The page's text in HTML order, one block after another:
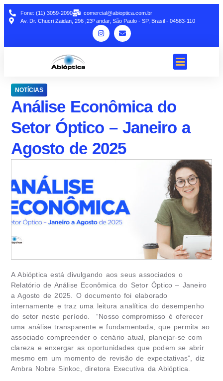
Fone: (11) 3059-2090
comercial@abioptica.com.br
Av. Dr. Chucri Zaidan, 296 ,23º andar, São Paulo - SP, Brasil - 04583-110
NOTÍCIAS
Análise Econômica do
Setor Óptico – Janeiro a
Agosto de 2025
A Abióptica está divulgando aos seus associados o
Relatório de Análise Econômica do Setor Óptico – Janeiro
a Agosto de 2025. O documento foi elaborado
internamente e traz uma leitura analítica do desempenho
do setor neste período. “Nosso compromisso é oferecer
uma análise transparente e fundamentada, que permita ao
associado compreender o cenário atual, planejar-se com
clareza e enxergar as oportunidades que podem se abrir
mesmo em um momento de revisão de expectativas”, diz
Ambra Nobre Sinkoc, diretora Executiva da Abióptica.